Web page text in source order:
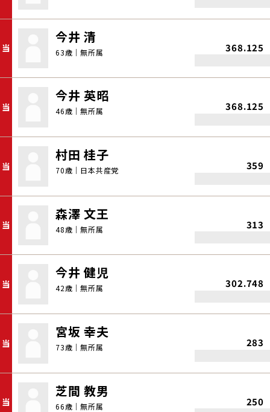
当
今井 清
63歳｜無所属 368.125
当
今井 英昭
46歳｜無所属 368.125
当
村田 桂子
70歳｜日本共産党 359
当
森澤 文王
48歳｜無所属 313
当
今井 健児
42歳｜無所属 302.748
当
宮坂 幸夫
73歳｜無所属 283
当
芝間 教男
66歳｜無所属 250